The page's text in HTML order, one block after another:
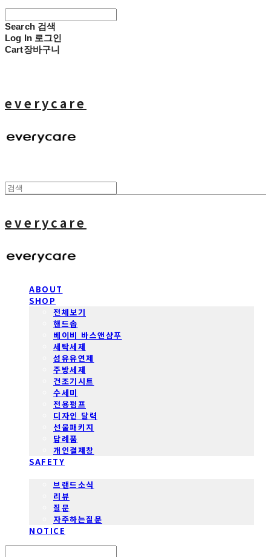
Search 검색
Log In 로그인
Cart장바구니
everycare
everycare
ABOUT
SHOP
전체보기
핸드솝
베이비 바스앤샴푸
세탁세제
섬유유연제
주방세제
건조기시트
수세미
전용펌프
디자인 달력
선물패키지
답례품
개인결제창
SAFETY
브랜드소식
리뷰
질문
자주하는질문
NOTICE